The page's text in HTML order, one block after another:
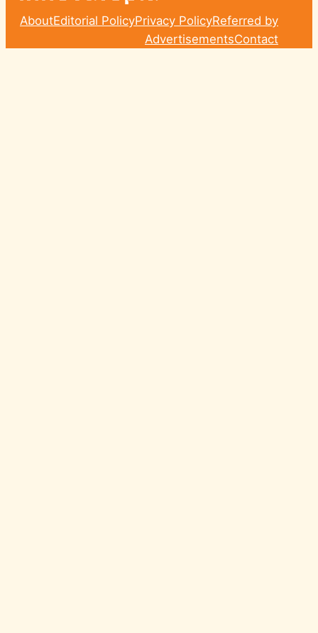
AboutEditorial PolicyPrivacy PolicyReferred by
AdvertisementsContact